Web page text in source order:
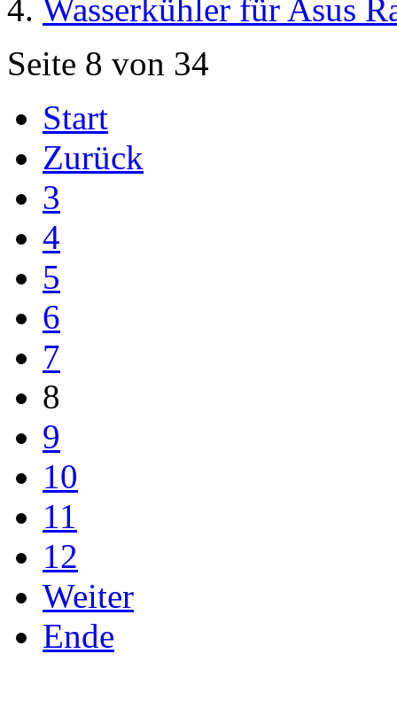
Wasserkühler für Asus
Seite 8 von 34
Start
Zurück
3
4
5
6
7
8
9
10
11
12
Weiter
Ende